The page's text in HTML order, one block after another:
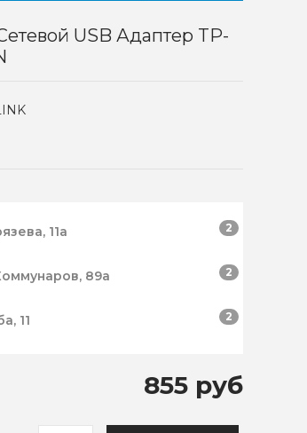
USB Адаптер TP-
11а 2
89а 2
11 2
855 руб